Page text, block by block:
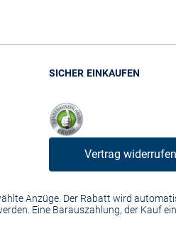
SICHER EINKAUFEN
Vertrag widerrufen
Anzüge. Der Rabatt wird
Eine Barauszahlung, der Kauf